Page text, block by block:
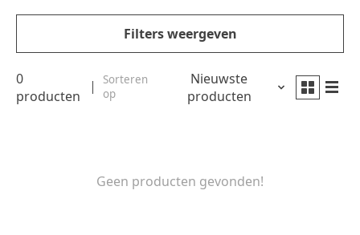
Filters weergeven
0
producten
Sorteren
op
Nieuwste
producten
Geen producten gevonden!